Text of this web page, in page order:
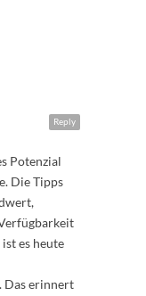
Reply
Potenzial
Die Tipps
es heute
Das erinnert